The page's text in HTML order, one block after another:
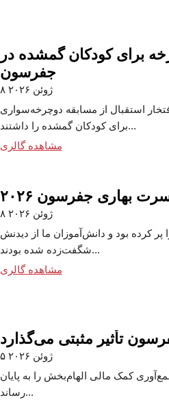
برای کودکان گمشده در
جفرسون
۸ ژوئن ۲۰۲۶
استقبال از مسابقه دوچرخه‌سواری
برای کودکان گمشده را داشتند...
مشاهده گالری
بهاری جفرسون ۲۰۲۶
۸ ژوئن ۲۰۲۶
کرده بود و دانش‌آموزان ما از دیدنش
شگفت‌زده شده بودند...
مشاهده گالری
۵ ژوئن ۲۰۲۶
کمک مالی الهام‌بخش را به پایان
رساند...